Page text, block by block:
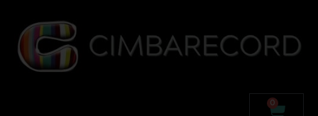
0